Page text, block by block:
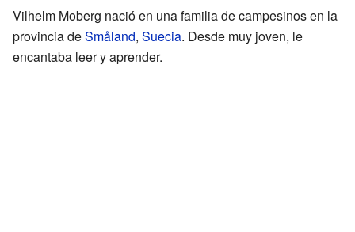
Vilhelm Moberg nació en una familia de campesinos en la
provincia deSmåland, Suecia. Desde muy joven, le
encantaba leer y aprender.